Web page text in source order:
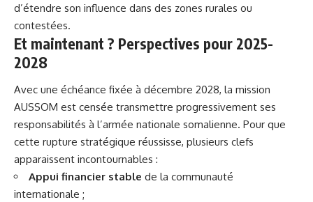
d’étendre son influence dans des zones rurales ou
contestées.
Et maintenant ? Perspectives pour 2025-
2028
Avec une échéance fixée à décembre 2028, la mission
AUSSOM est censée transmettre progressivement ses
responsabilités à l’armée nationale somalienne. Pour que
cette rupture stratégique réussisse, plusieurs clefs
apparaissent incontournables :
Appui financier stable de la communauté
internationale ;